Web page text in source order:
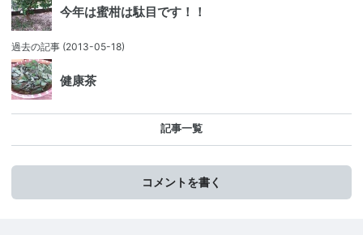
今年は蜜柑は駄目です！！
過去の記事 (2013-05-18)
健康茶
記事一覧
コメントを書く